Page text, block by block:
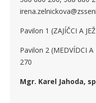
Pavilon 1 (ZAJÍČCI A
Pavilon 2 (MEDVÍDCI
270
Mgr. Karel Jahoda,